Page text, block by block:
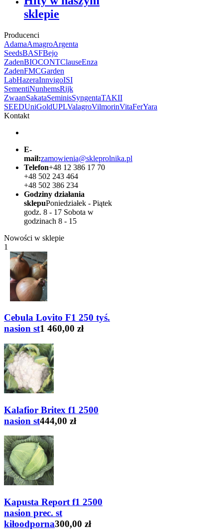
sklepie
Producenci
AdamaAmagroArgenta
SeedsBASFBejo
ZadenBIOCONTClauseEnza
ZadenFMCGarden
LabHazeraInnvigoISI
SementiNunhemsRijk
ZwaanSakataSeminisSyngentaTAKII
SEEDUniGoldUPLValagroVilmorinVitaFerYara
Kontakt
E-
mail:zamowienia@skleprolnika.pl
Telefon+48 12 386 17 70
+48 502 243 464
+48 502 386 234
Godziny działania
sklepuPoniedziałek - Piątek
godz. 8 - 17 Sobota w
godzinach 8 - 15
Nowości w sklepie
1
Cebula Lovito F1 250 tyś.
nasion st1 460,00 zł
Kalafior Britex f1 2500
nasion st444,00 zł
Kapusta Report f1 2500
nasion prec. st
kiłoodporna300,00 zł